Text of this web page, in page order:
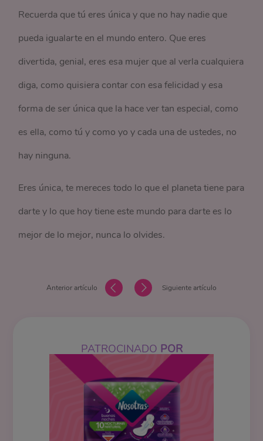
Recuerda que tú eres única y que no hay nadie que
pueda igualarte en el mundo entero. Que eres
divertida, genial, eres esa mujer que al verla cualquiera
diga, como quisiera contar con esa felicidad y esa
forma de ser única que la hace ver tan especial, como
es ella, como tú y como yo y cada una de ustedes, no
hay ninguna.
Eres única, te mereces todo lo que el planeta tiene para
darte y lo que hoy tiene este mundo para darte es lo
mejor de lo mejor, nunca lo olvides.
Anterior artículo Siguiente artículo
PATROCINADO POR